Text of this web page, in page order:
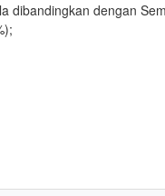
dibandingkan dengan